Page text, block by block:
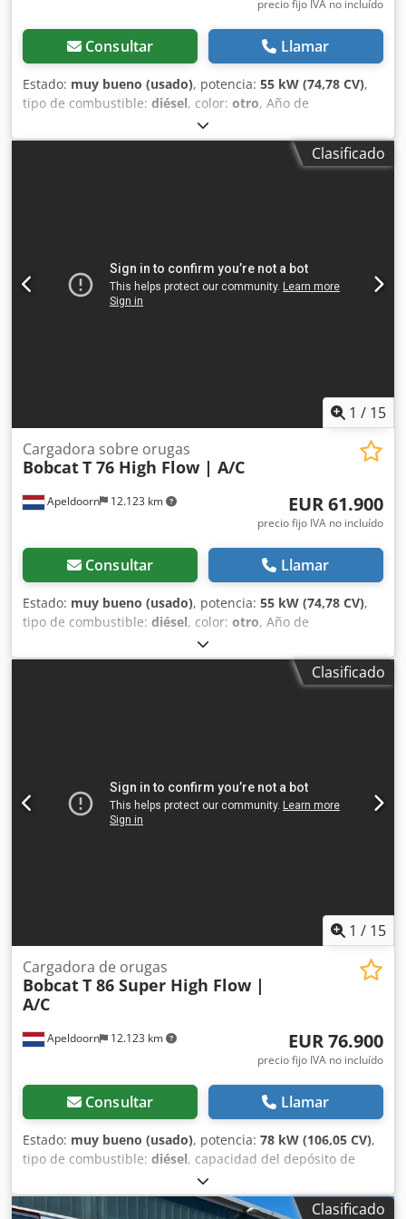
precio fijo IVA no incluído
Consultar Llamar
Estado: muy bueno (usado), potencia: 55 kW (74,78 CV),
tipo de combustible: diésel, color: otro, Año de
, horas de funcionamiento:
Equipamiento:aire acondicionado, Información técnica
Número de cilindros: 4 Cilindrada del motor: 2.400 cc Tipo
= - Faro(s) de trabajo Crsdpfxsxn S N Re Aarof - Suspensión
del brazo - Orugas de goma - Gran caudal - Acoplamiento
rápido hidráulico - Luz de señalización - Dos velocidades =
Clasificado
1 / 15
Apeldoorn 12.123 km
Cargadora sobre orugas
BobcatT 76 High Flow | A/C
EUR 61.900
precio fijo IVA no incluído
Consultar Llamar
Estado: muy bueno (usado), potencia: 55 kW (74,78 CV),
tipo de combustible: diésel, color: otro, Año de
, horas de funcionamiento:
Equipamiento:aire acondicionado, Información técnica
Número de cilindros: 4 Cilindrada del motor: 2.400 cc
Aarof - 3er circuito hidráulico - Faro(s) de trabajo - Orugas
de goma - Alto caudal - Acoplador rápido hidráulico -
Iluminación LED - Luz de señalización - Dos velocidades =
atrás, hidráulica de alto rendimiento, pantalla grande,
asiento neumático.
Clasificado
1 / 15
Apeldoorn 12.123 km
Cargadora de orugas
BobcatT 86 Super High Flow |
A/C
EUR 76.900
precio fijo IVA no incluído
Consultar Llamar
Estado: muy bueno (usado), potencia: 78 kW (106,05 CV),
tipo de combustible: diésel, capacidad del depósito de
otro, altura de elevación:
mm, Año de fabricación:2023, horas de funcionamiento:
Clasificado